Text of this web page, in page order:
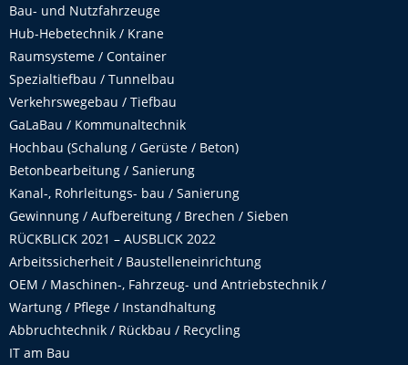
Bau- und Nutzfahrzeuge
Hub-Hebetechnik / Krane
Raumsysteme / Container
Spezialtiefbau / Tunnelbau
Verkehrswegebau / Tiefbau
GaLaBau / Kommunaltechnik
Hochbau (Schalung / Gerüste / Beton)
Betonbearbeitung / Sanierung
Kanal-, Rohrleitungs- bau / Sanierung
Gewinnung / Aufbereitung / Brechen / Sieben
RÜCKBLICK 2021 – AUSBLICK 2022
Arbeitssicherheit / Baustelleneinrichtung
OEM / Maschinen-, Fahrzeug- und Antriebstechnik /
Wartung / Pflege / Instandhaltung
Abbruchtechnik / Rückbau / Recycling
IT am Bau